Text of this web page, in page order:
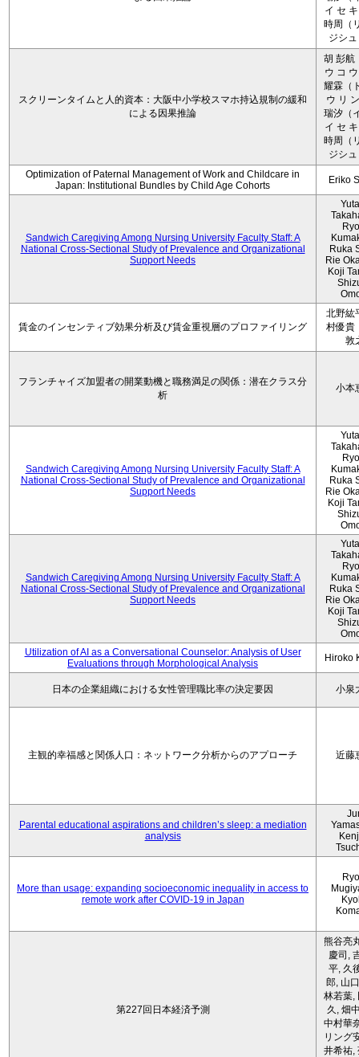
イ セ
時周（
ジシ
スクリーンタイムと人的資本：大阪中小学校スマホ持込規制の緩和
による因果推論
胡 彭航
ウ コ
耀霖（
ウ リ
瑞汐（
イ セ
時周（
ジシ
Optimization of Paternal Management of Work and Childcare in
Japan: Institutional Bundles by Child Age Cohorts
Eriko
Sandwich Caregiving Among Nursing University Faculty Staff: A
National Cross-Sectional Study of Prevalence and Organizational
Support Needs
Ruka
Rie
Koji
賃金のインセンティブ効果分析及び賃金重視層のプロファイリング
北野紘
村優貴
敦
フランチャイズ加盟者の開業動機と職務満足の関係：潜在クラス分
析
小本
Sandwich Caregiving Among Nursing University Faculty Staff: A
National Cross-Sectional Study of Prevalence and Organizational
Support Needs
Ruka
Rie
Koji
Sandwich Caregiving Among Nursing University Faculty Staff: A
National Cross-Sectional Study of Prevalence and Organizational
Support Needs
Ruka
Rie
Koji
Utilization of AI as a Conversational Counselor: Analysis of User
Evaluations through Morphological Analysis
Hiroko
日本の企業組織における女性管理職比率の決定要因 小泉
主観的幸福感と関係人口：ネットワーク分析からのアプローチ 近藤
Parental educational aspirations and children’s sleep: a mediation
analysis
More than usage: expanding socioeconomic inequality in access to
remote work after COVID-19 in Japan
第227回日本経済予測
熊谷亮
慶司,
平, 久
郎, 山
林若葉,
久, 畑
中村華
リング
井希祐,